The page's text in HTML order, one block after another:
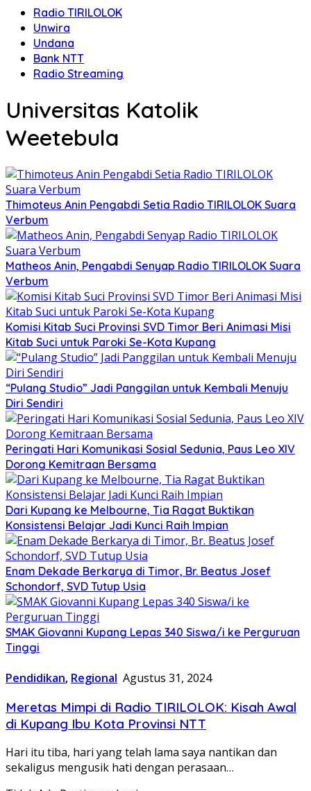
Radio TIRILOLOK
Unwira
Undana
Bank NTT
Radio Streaming
Universitas Katolik
Weetebula
Thimoteus Anin Pengabdi Setia Radio TIRILOLOK Suara
Verbum
Matheos Anin, Pengabdi Senyap Radio TIRILOLOK Suara
Verbum
Komisi Kitab Suci Provinsi SVD Timor Beri Animasi Misi
Kitab Suci untuk Paroki Se-Kota Kupang
“Pulang Studio” Jadi Panggilan untuk Kembali Menuju
Diri Sendiri
Peringati Hari Komunikasi Sosial Sedunia, Paus Leo XIV
Dorong Kemitraan Bersama
Dari Kupang ke Melbourne, Tia Ragat Buktikan
Konsistensi Belajar Jadi Kunci Raih Impian
Enam Dekade Berkarya di Timor, Br. Beatus Josef
Schondorf, SVD Tutup Usia
SMAK Giovanni Kupang Lepas 340 Siswa/i ke Perguruan
Tinggi
Pendidikan, Regional Agustus 31, 2024
Meretas Mimpi di Radio TIRILOLOK: Kisah Awal
di Kupang Ibu Kota Provinsi NTT
Hari itu tiba, hari yang telah lama saya nantikan dan
sekaligus mengusik hati dengan perasaan…